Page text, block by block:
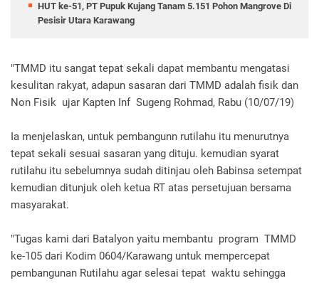
HUT ke-51, PT Pupuk Kujang Tanam 5.151 Pohon Mangrove Di
Pesisir Utara Karawang
"TMMD itu sangat tepat sekali dapat membantu mengatasi
kesulitan rakyat, adapun sasaran dari TMMD adalah fisik dan
Non Fisik ujar Kapten Inf Sugeng Rohmad, Rabu (10/07/19)
Ia menjelaskan, untuk pembangunn rutilahu itu menurutnya
tepat sekali sesuai sasaran yang dituju. kemudian syarat
rutilahu itu sebelumnya sudah ditinjau oleh Babinsa setempat
kemudian ditunjuk oleh ketua RT atas persetujuan bersama
masyarakat.
"Tugas kami dari Batalyon yaitu membantu program TMMD
ke-105 dari Kodim 0604/Karawang untuk mempercepat
pembangunan Rutilahu agar selesai tepat waktu sehingga